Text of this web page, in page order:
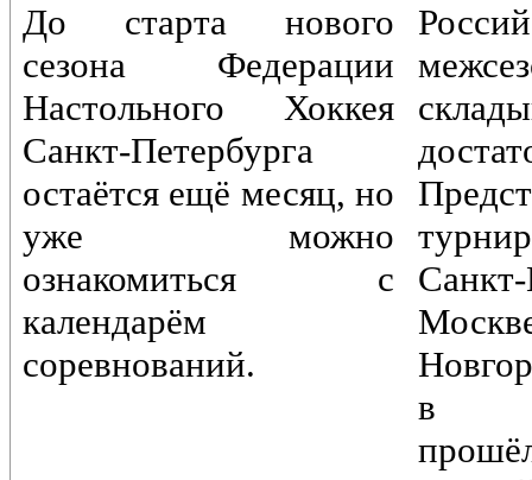
До старта нового
сезона Федерации
Настольного Хоккея
Санкт-Петербурга
остаётся ещё месяц, но
уже можно
ознакомиться с
календарём
соревнований.
в